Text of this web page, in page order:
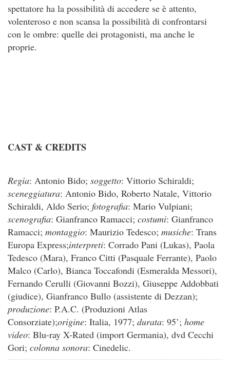
spettatore ha la possibilità di accedere se è attento,
volenteroso e non scansa la possibilità di confrontarsi
con le ombre: quelle dei protagonisti, ma anche le
proprie.
CAST & CREDITS
Regia: Antonio Bido; soggetto: Vittorio Schiraldi;
sceneggiatura: Antonio Bido, Roberto Natale, Vittorio
Schiraldi, Aldo Serio; fotografia: Mario Vulpiani;
scenografia: Gianfranco Ramacci; costumi: Gianfranco
Ramacci; montaggio: Maurizio Tedesco; musiche: Trans
Europa Express;interpreti: Corrado Pani (Lukas), Paola
Tedesco (Mara), Franco Citti (Pasquale Ferrante), Paolo
Malco (Carlo), Bianca Toccafondi (Esmeralda Messori),
Fernando Cerulli (Giovanni Bozzi), Giuseppe Addobbati
(giudice), Gianfranco Bullo (assistente di Dezzan);
produzione: P.A.C. (Produzioni Atlas
Consorziate);origine: Italia, 1977; durata: 95’; home
video: Blu-ray X-Rated (import Germania), dvd Cecchi
Gori; colonna sonora: Cinedelic.